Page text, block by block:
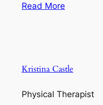
Read More
Kristina Castle
Physical Therapist